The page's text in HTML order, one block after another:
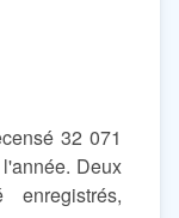
32 071
Deux